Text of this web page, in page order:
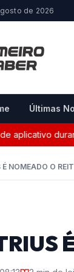
de 2026
Últimas
durante
É NOMEADO O